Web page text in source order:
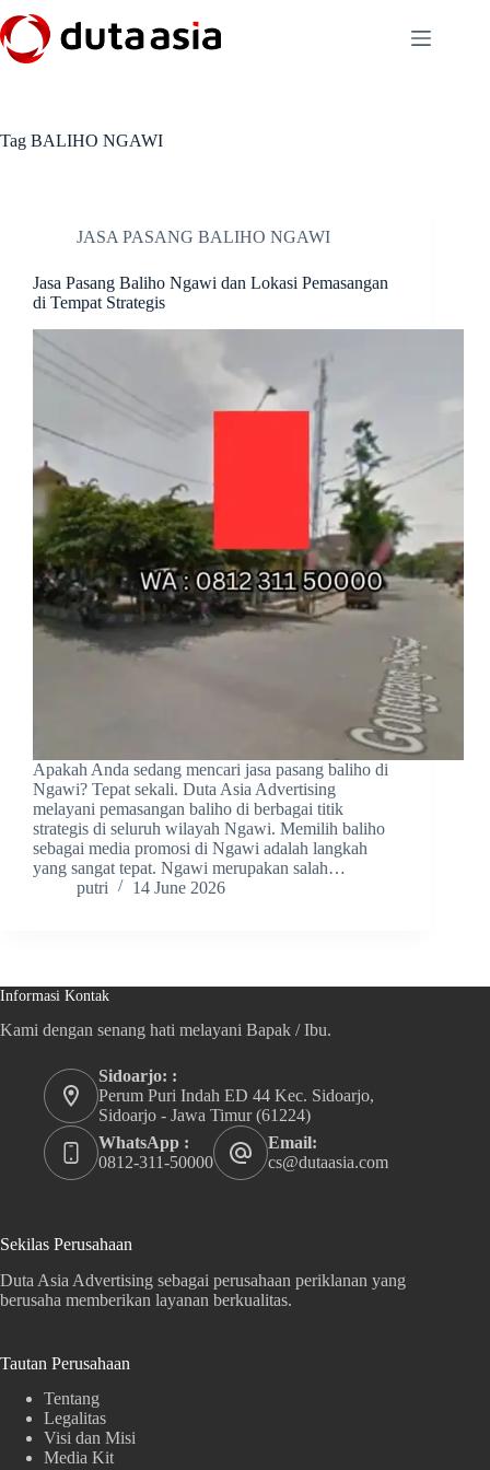
to
content
Tag BALIHO NGAWI
JASA PASANG BALIHO NGAWI
Jasa Pasang Baliho Ngawi dan Lokasi Pemasangan
di Tempat Strategis
Apakah Anda sedang mencari jasa pasang baliho di
Ngawi? Tepat sekali. Duta Asia Advertising
melayani pemasangan baliho di berbagai titik
strategis di seluruh wilayah Ngawi. Memilih baliho
sebagai media promosi di Ngawi adalah langkah
yang sangat tepat. Ngawi merupakan salah…
putri
14 June 2026
Informasi Kontak
Kami dengan senang hati melayani Bapak / Ibu.
Sidoarjo: :
Perum Puri Indah ED 44 Kec. Sidoarjo,
Sidoarjo - Jawa Timur (61224)
WhatsApp :
0812-311-50000
Email:
cs@dutaasia.com
Sekilas Perusahaan
Duta Asia Advertising sebagai perusahaan periklanan yang
berusaha memberikan layanan berkualitas.
Tautan Perusahaan
Tentang
Legalitas
Visi dan Misi
Media Kit